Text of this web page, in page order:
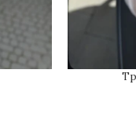
ДОДАТИ В